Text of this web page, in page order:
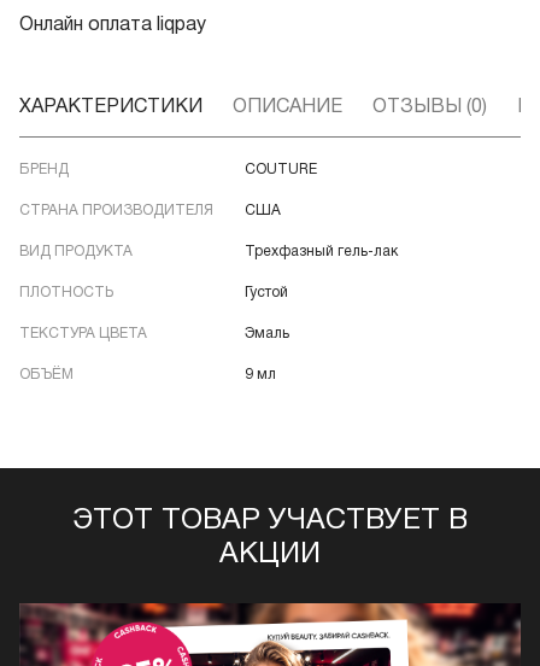
Онлайн оплата liqpay
ХАРАКТЕРИСТИКИ ОПИСАНИЕ ОТЗЫВЫ (0)
БРЕНД COUTURE
СТРАНА ПРОИЗВОДИТЕЛЯ США
ВИД ПРОДУКТА Трехфазный гель-лак
ПЛОТНОСТЬ Густой
ТЕКСТУРА ЦВЕТА Эмаль
ОБЪЁМ 9 мл
ЭТОТ ТОВАР УЧАСТВУЕТ В
АКЦИИ